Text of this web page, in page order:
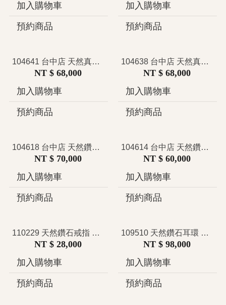
加入購物車
預約商品
加入購物車
預約商品
104641 台中店 天然真鑽戒指 花形造型設計 輕奢百搭 黃K金 輕珠寶 優雅鑽戒 簡約日常配件 女朋友 閨蜜 送禮禮物 超值好物
NT $ 68,000
加入購物車
預約商品
104638 台中店 天然真鑽戒指 拼鑽 水滴造型設計 時尚百搭 韓風輕珠寶 優雅 鑽戒 簡約日常配件 女朋友 送禮禮物
NT $ 68,000
加入購物車
預約商品
104618 台中店 天然鑽石項鍊 共0.58克拉 閃閃垂墜水滴造型設計 精緻時尚 法式慵懶 日常百搭 奶茶系 可調式鎖骨鍊推薦
NT $ 70,000
加入購物車
預約商品
104614 台中店 天然鑽石手鐲 開口鑽鐲 細版 愛心造型 典雅優雅 年輕時尚 韓風 簡約大方 情人節 女朋友 禮物 送禮
NT $ 60,000
加入購物車
預約商品
110229 天然鑽石戒指 鑽戒 0.30克拉 GIA證 極簡V型單鑽設計 修飾手型 細緻優雅 柔和氣質 日常百搭
NT $ 28,000
加入購物車
預約商品
109510 天然鑽石耳環 共0.80克拉 多層緞帶蝴蝶結設計 精緻浪漫 優雅夢幻 芭蕾風珠寶
NT $ 98,000
加入購物車
預約商品